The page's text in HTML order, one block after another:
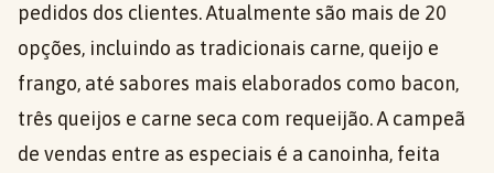
pedidos dos clientes. Atualmente são mais de 20
opções, incluindo as tradicionais carne, queijo e
frango, até sabores mais elaborados como bacon,
três queijos e carne seca com requeijão. A campeã
de vendas entre as especiais é a canoinha, feita